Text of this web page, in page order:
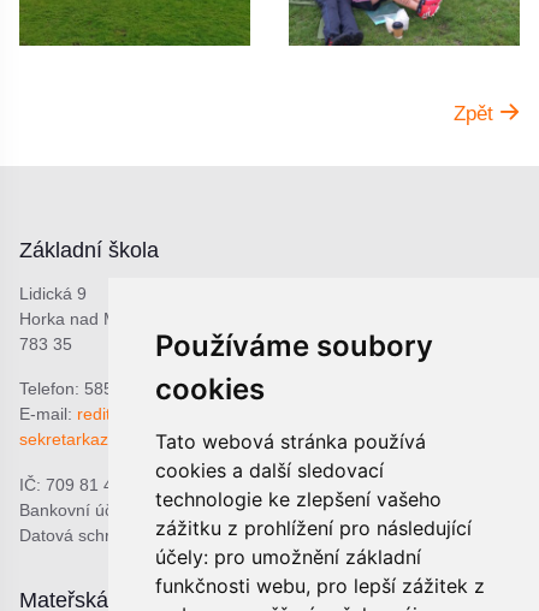
Používáme soubory
cookies
Tato webová stránka používá
cookies a další sledovací
technologie ke zlepšení vašeho
zážitku z prohlížení pro následující
účely: pro umožnění základní
funkčnosti webu, pro lepší zážitek z
Zpět
Základní škola
Lidická 9
Horka nad Moravou
783 35
Telefon: 585 378 047
E-mail: reditel@zshorka.cz
sekretarkazshorka@seznam.cz
IČ: 709 81 493
Bankovní účet: 1809609309/0800
Datová schránka: bjema48
Mateřská škola Školní jídelna